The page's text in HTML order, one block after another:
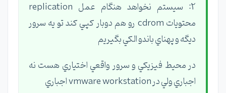
2: سيستم نخواهد هنگام عمل replication
محتويات cdrom رو هم دوبار كپي كند تو يه سرور
ديگه و پهناي باندو الكي بگيريم
در محيط فيزيكي و سرور واقعي اختياري هست نه
اجباري ولي در vmware workstation اجباري